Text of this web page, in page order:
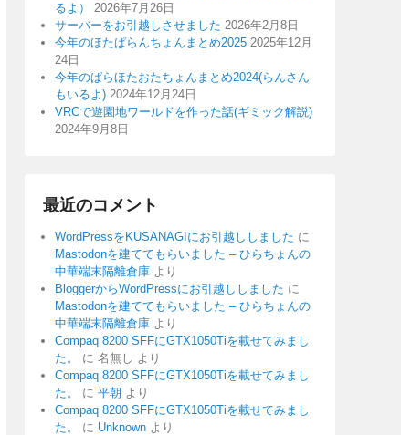
るよ）
2026年7月26日
サーバーをお引越しさせました 2026年2月8日
今年のほたぱらんちょんまとめ2025 2025年12月
24日
今年のぱらほたおたちょんまとめ2024(らんさん
もいるよ) 2024年12月24日
VRCで遊園地ワールドを作った話(ギミック解説)
2024年9月8日
最近のコメント
WordPressをKUSANAGIにお引越ししました に
Mastodonを建ててもらいました – ひらちょんの
中華端末隔離倉庫 より
BloggerからWordPressにお引越ししました に
Mastodonを建ててもらいました – ひらちょんの
中華端末隔離倉庫 より
Compaq 8200 SFFにGTX1050Tiを載せてみまし
た。
に 名無し より
Compaq 8200 SFFにGTX1050Tiを載せてみまし
た。
に 平朝 より
Compaq 8200 SFFにGTX1050Tiを載せてみまし
た。
に Unknown より